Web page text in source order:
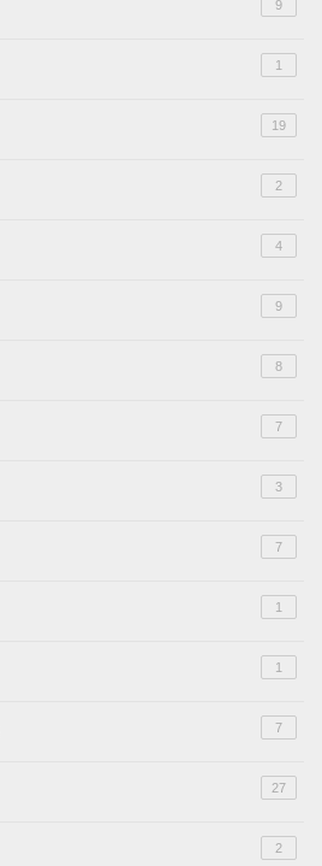
9
1
19
2
4
9
8
7
3
7
1
1
7
27
2